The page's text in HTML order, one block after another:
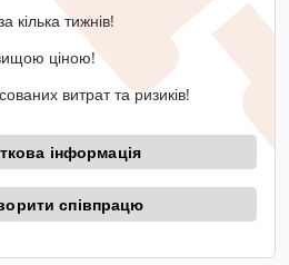
кілька тижнів!
ціною!
витрат та ризиків!
інформація
співпрацю